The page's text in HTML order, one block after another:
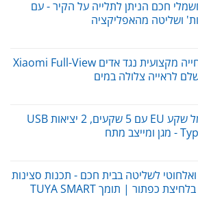
חכם הניתן לתלייה על הקיר - עם
ושליטה מהאפליקציה
משקפת שחייה מקצועית נגד אדים Xiaomi Full-View
לראייה צלולה במים
מפצל חשמל שקע EU עם 5 שקעים, 2 יציאות USB
ואלחוטי לשליטה בבית חכם - תכנות סצינות
ואוטומציות בלחיצת כפתור | תומך TUYA SMART